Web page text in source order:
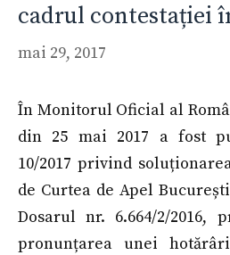
cadrul contestației
mai 29, 2017
În Monitorul Oficial al
din 25 mai 2017 a fost
10/2017 privind
de Curtea de Apel
Dosarul nr. 6.664/2/2016,
pronunțarea unei